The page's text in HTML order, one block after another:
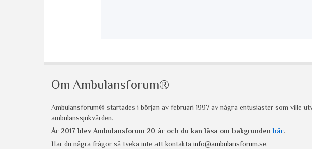
Om Ambulansforum®
Ambulansforum® startades i början av februari 1997 av några entusiaster som ville
ambulanssjukvården.
År 2017 blev Ambulansforum 20 år och du kan läsa om bakgrunden här.
Har du några frågor så tveka inte att kontakta info@ambulansforum.se.